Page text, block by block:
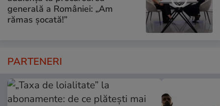
generală a României: „Am
rămas șocată!”
PARTENERI